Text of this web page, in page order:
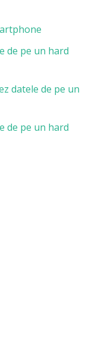
de pe un hard
datele de pe un
de pe un hard